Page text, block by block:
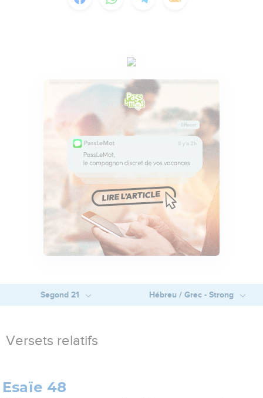
Segond 21 Hébreu / Grec - Strong
Versets relatifs
Esaïe 48